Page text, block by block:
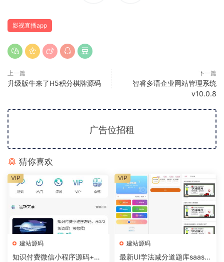
影视直播app
上一篇
升级版牛来了H5积分棋牌源码
下一篇
智睿多语企业网站管理系统
v10.0.8
广告位招租
猜你喜欢
建站源码
知识付费微信小程序源码+前
VIP
建站源码
最新UI学法减分道题库saas系
VIP